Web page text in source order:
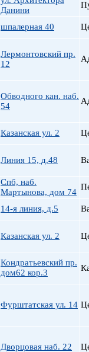
Данини
шпалерная 40
Лермонтовский пр.
12
Обводного кан. наб.
54
Казанская ул. 2
Линия 15, д.48
Спб, наб.
Мартынова, дом 74
14-я линия, д.5
Казанская ул. 2
Кондратьевский пр.
дом62 кор.3
Фурштатская ул. 14
Дворцовая наб. 22